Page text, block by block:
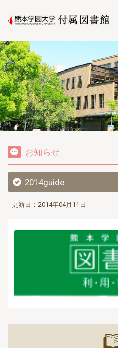
お知らせ
2014guide
更新日：2014年04月11日